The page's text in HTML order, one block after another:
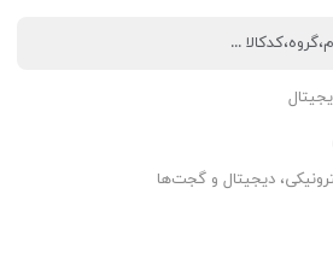
دیجیتال و گجت‌ها